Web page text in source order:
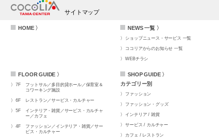
サイトマップ
HOME 〉 NEWS 一覧 〉
ショップニュース・サービス 一覧
ココリアからのお知らせ 一覧
WEBチラシ
FLOOR GUIDE 〉
7F
フットサル／多目的貸ホール／保育室＆
コワーキング施設
6F レストラン／サービス・カルチャー
5F
インテリア・雑貨／サービス・カルチャ
ー／カフェ
4F
ファッション／インテリア・雑貨／サー
ビス・カルチャー
SHOP GUIDE 〉
カテゴリー別
ファッション
ファッション・グッズ
インテリア / 雑貨
サービス / カルチャー
カフェ / レストラン